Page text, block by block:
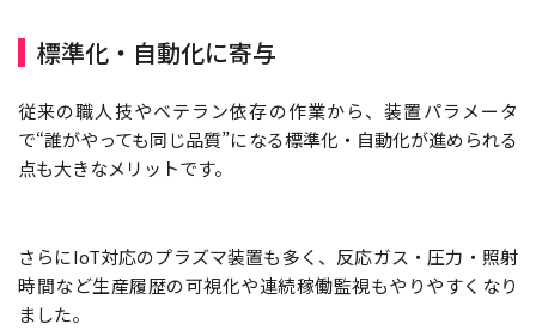
標準化・自動化に寄与
従来の職人技やベテラン依存の作業から、装置パラメータ
で“誰がやっても同じ品質”になる標準化・自動化が進められる
点も大きなメリットです。
さらにIoT対応のプラズマ装置も多く、反応ガス・圧力・照射
時間など生産履歴の可視化や連続稼働監視もやりやすくなり
ました。